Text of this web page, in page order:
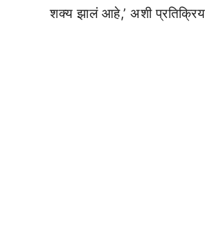
शक्य झालं आहे,’ अशी